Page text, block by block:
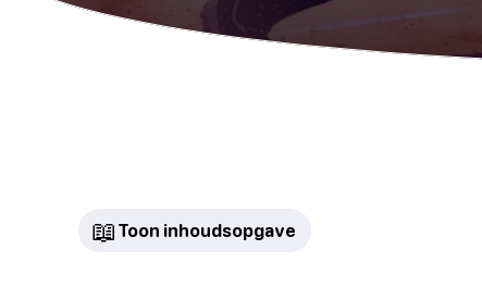
📖 Toon inhoudsopgave